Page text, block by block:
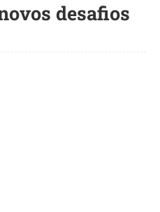
desafios